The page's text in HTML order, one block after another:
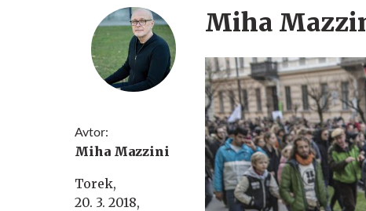
Avtor:
Miha Mazzini
Torek,
20. 3. 2018,
Miha